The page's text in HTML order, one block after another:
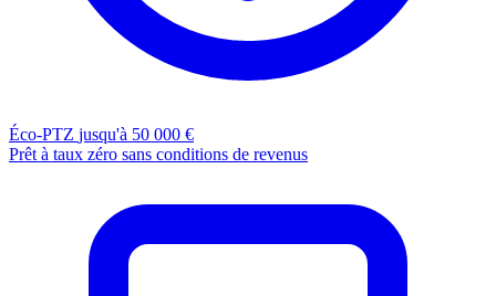
Éco-PTZ jusqu'à 50 000 €
Prêt à taux zéro sans conditions de revenus